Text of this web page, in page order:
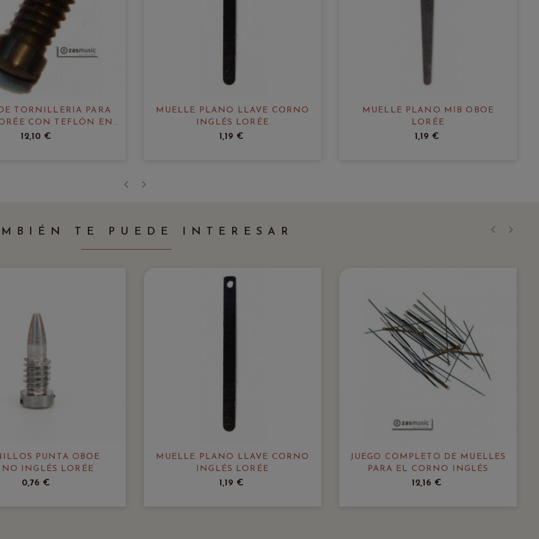
TORNILLERIA PARA
CON TEFLÓN EN
LA PUNTA
12,10 €
MUELLE PLANO LLAVE CORNO
INGLÉS LORÉE
1,19 €
MUELLE PLANO MIB OBOE
LORÉE
1,19 €
TE PUEDE INTERESAR
PUNTA OBOE
INGLÉS LORÉE
0,76 €
MUELLE PLANO LLAVE CORNO
INGLÉS LORÉE
1,19 €
JUEGO COMPLETO DE MUELLES
PARA EL CORNO INGLÉS
12,16 €